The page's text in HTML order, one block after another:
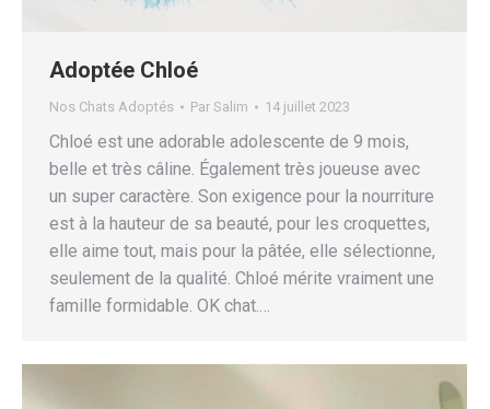
Adoptée Chloé
Nos Chats Adoptés Par Salim 14 juillet 2023
Chloé est une adorable adolescente de 9 mois,
belle et très câline. Également très joueuse avec
un super caractère. Son exigence pour la nourriture
est à la hauteur de sa beauté, pour les croquettes,
elle aime tout, mais pour la pâtée, elle sélectionne,
seulement de la qualité. Chloé mérite vraiment une
famille formidable. OK chat.…